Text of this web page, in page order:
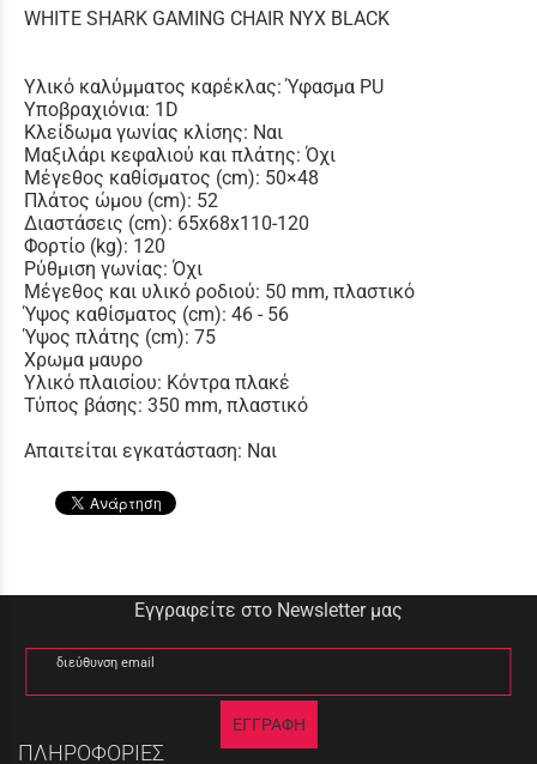
WHITE SHARK GAMING CHAIR NYX BLACK
Υλικό καλύμματος καρέκλας: Ύφασμα PU
Υποβραχιόνια: 1D
Κλείδωμα γωνίας κλίσης: Ναι
Μαξιλάρι κεφαλιού και πλάτης: Όχι
Μέγεθος καθίσματος (cm): 50×48
Πλάτος ώμου (cm): 52
Διαστάσεις (cm): 65x68x110-120
Φορτίο (kg): 120
Ρύθμιση γωνίας: Όχι
Μέγεθος και υλικό ροδιού: 50 mm, πλαστικό
Ύψος καθίσματος (cm): 46 - 56
Ύψος πλάτης (cm): 75
Χρωμα μαυρο
Υλικό πλαισίου: Κόντρα πλακέ
Τύπος βάσης: 350 mm, πλαστικό
Απαιτείται εγκατάσταση: Ναι
Εγγραφείτε στο Newsletter μας
διεύθυνση email
ΕΓΓΡΑΦΗ
ΠΛΗΡΟΦΟΡΙΕΣ